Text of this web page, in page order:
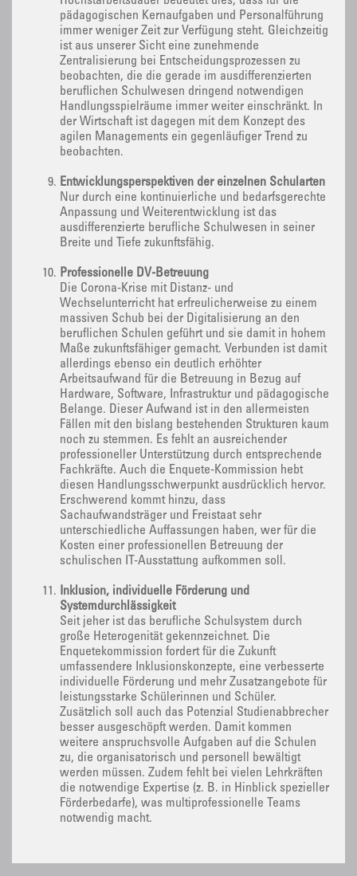
pädagogischen Kernaufgaben und Personalführung
immer weniger Zeit zur Verfügung steht. Gleichzeitig
ist aus unserer Sicht eine zunehmende
Zentralisierung bei Entscheidungsprozessen zu
beobachten, die die gerade im ausdifferenzierten
beruflichen Schulwesen dringend notwendigen
Handlungsspielräume immer weiter einschränkt. In
der Wirtschaft ist dagegen mit dem Konzept des
agilen Managements ein gegenläufiger Trend zu
beobachten.
Entwicklungsperspektiven der einzelnen Schularten
Nur durch eine kontinuierliche und bedarfsgerechte
Anpassung und Weiterentwicklung ist das
ausdifferenzierte berufliche Schulwesen in seiner
Breite und Tiefe zukunftsfähig.
Professionelle DV-Betreuung
Die Corona-Krise mit Distanz- und
Wechselunterricht hat erfreulicherweise zu einem
massiven Schub bei der Digitalisierung an den
beruflichen Schulen geführt und sie damit in hohem
Maße zukunftsfähiger gemacht. Verbunden ist damit
allerdings ebenso ein deutlich erhöhter
Arbeitsaufwand für die Betreuung in Bezug auf
Hardware, Software, Infrastruktur und pädagogische
Belange. Dieser Aufwand ist in den allermeisten
Fällen mit den bislang bestehenden Strukturen kaum
noch zu stemmen. Es fehlt an ausreichender
professioneller Unterstützung durch entsprechende
Fachkräfte. Auch die Enquete-Kommission hebt
diesen Handlungsschwerpunkt ausdrücklich hervor.
Erschwerend kommt hinzu, dass
Sachaufwandsträger und Freistaat sehr
unterschiedliche Auffassungen haben, wer für die
Kosten einer professionellen Betreuung der
schulischen IT-Ausstattung aufkommen soll.
Inklusion, individuelle Förderung und
Systemdurchlässigkeit
Seit jeher ist das berufliche Schulsystem durch
große Heterogenität gekennzeichnet. Die
Enquetekommission fordert für die Zukunft
umfassendere Inklusionskonzepte, eine verbesserte
individuelle Förderung und mehr Zusatzangebote für
leistungsstarke Schülerinnen und Schüler.
Zusätzlich soll auch das Potenzial Studienabbrecher
besser ausgeschöpft werden. Damit kommen
weitere anspruchsvolle Aufgaben auf die Schulen
zu, die organisatorisch und personell bewältigt
werden müssen. Zudem fehlt bei vielen Lehrkräften
die notwendige Expertise (z. B. in Hinblick spezieller
Förderbedarfe), was multiprofessionelle Teams
notwendig macht.